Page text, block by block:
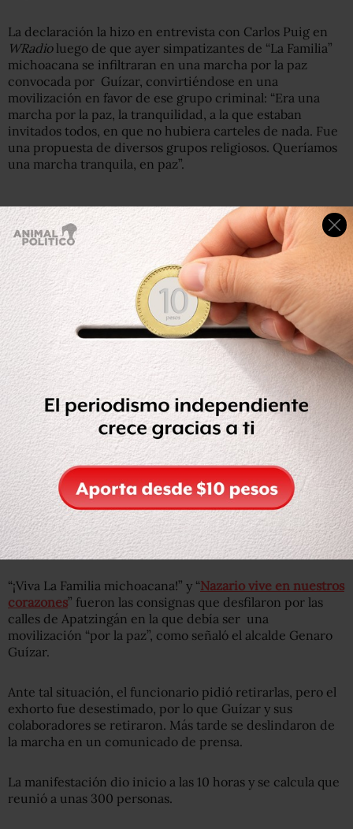
La declaración la hizo en entrevista con Carlos Puig en
WRadioluego de que ayer simpatizantes de “La Familia”
michoacana se infiltraran en una marcha por la paz
convocada por Guízar, convirtiéndose en una
movilización en favor de ese grupo criminal: “Era una
marcha por la paz, la tranquilidad, a la que estaban
invitados todos, en que no hubiera carteles de nada. Fue
una propuesta de diversos grupos religiosos. Queríamos
una marcha tranquila, en paz”.
Genaro Guízar fue detenido en mayo de 2009 acusado de
vínculos con “La Familia”, aunque un año después fue
absuelto por un juez federal al no existir ninguna prueba
fehaciente en su contra.
Marcha por la paz, termina en marcha pro-narco
“¡Viva La Familia michoacana!” y “Nazario vive en nuestros
corazones” fueron las consignas que desfilaron por las
calles de Apatzingán en la que debía ser una
movilización “por la paz”, como señaló el alcalde Genaro
Guízar.
Ante tal situación, el funcionario pidió retirarlas, pero el
exhorto fue desestimado, por lo que Guízar y sus
colaboradores se retiraron. Más tarde se deslindaron de
la marcha en un comunicado de prensa.
La manifestación dio inicio a las 10 horas y se calcula que
reunió a unas 300 personas.